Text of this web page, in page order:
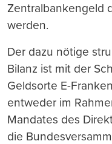
Zentralbankengeld
werden.
Der dazu nötige
Bilanz ist mit der
Geldsorte E-
entweder im
Mandates des
die